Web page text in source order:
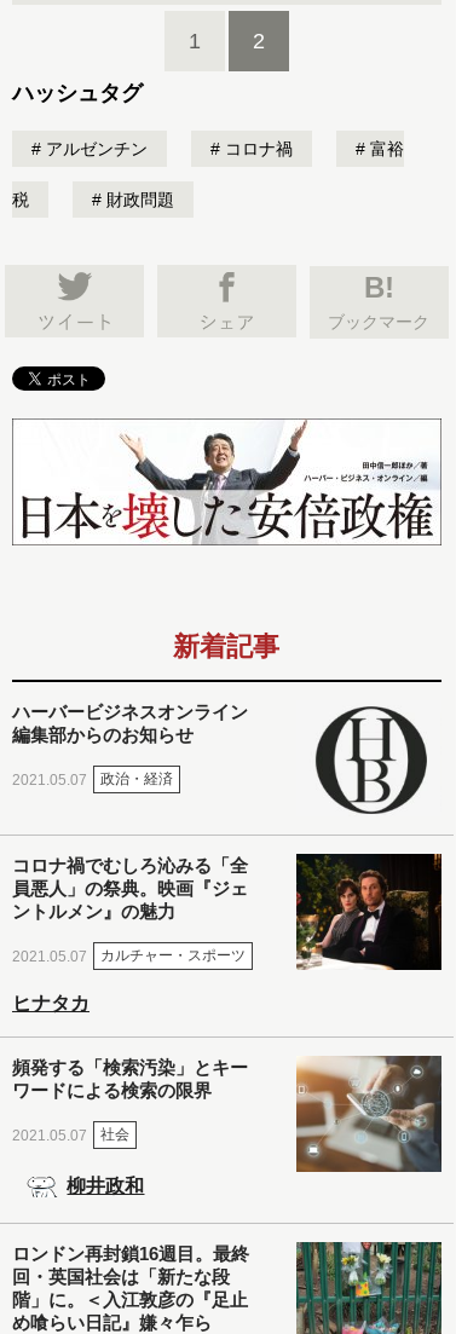
1 2
ハッシュタグ
アルゼンチン コロナ禍 富裕
税 財政問題
B!
ブックマーク
新着記事
ハーバービジネスオンライン
編集部からのお知らせ
2021.05.07 政治・経済
コロナ禍でむしろ沁みる「全
員悪人」の祭典。映画『ジェ
ントルメン』の魅力
2021.05.07 カルチャー・スポーツ
ヒナタカ
頻発する「検索汚染」とキー
ワードによる検索の限界
2021.05.07 社会
柳井政和
ロンドン再封鎖16週目。最終
回・英国社会は「新たな段
階」に。＜入江敦彦の『足止
め喰らい日記』嫌々乍ら